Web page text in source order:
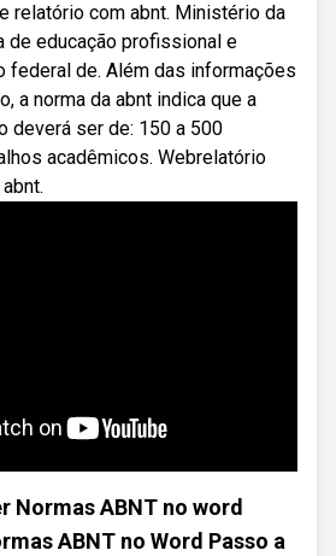
relatório com abnt. Ministério da
de educação profissional e
federal de. Além das informações
a norma da abnt indica que a
deverá ser de: 150 a 500
acadêmicos. Webrelatório
Normas ABNT no word
ABNT no Word Passo a